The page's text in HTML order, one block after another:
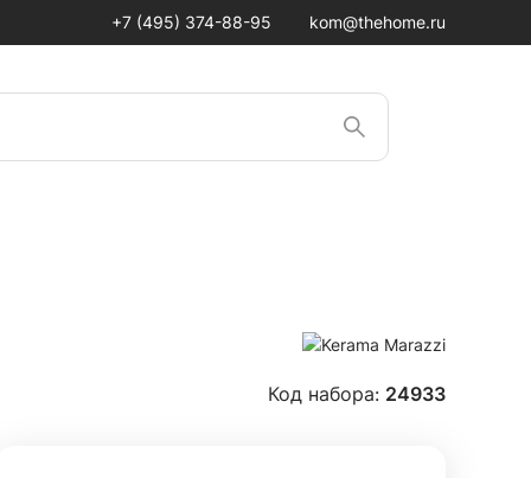
+7 (495) 374-88-95 kom@thehome.ru
Код набора: 24933